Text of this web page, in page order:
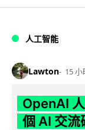
人工智能
Lawton 15 小
OpenAI
個 AI 交流